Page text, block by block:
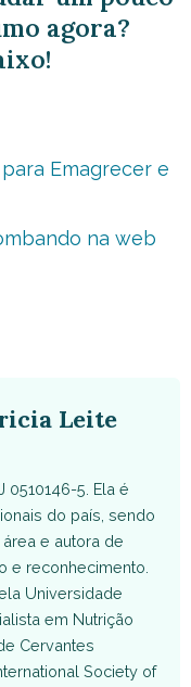
agora?
Emagrecer e
na web
Leite
0510146-5. Ela é
do país, sendo
e autora de
e reconhecimento.
Universidade
em Nutrição
Cervantes
Society of